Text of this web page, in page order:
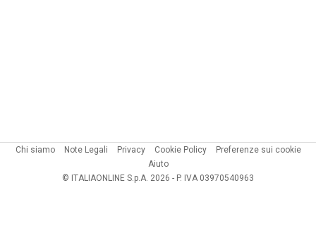
Chi siamo Note Legali Privacy Cookie Policy
Preferenze sui cookie
Aiuto
© ITALIAONLINE S.p.A. 2026 - P. IVA 03970540963